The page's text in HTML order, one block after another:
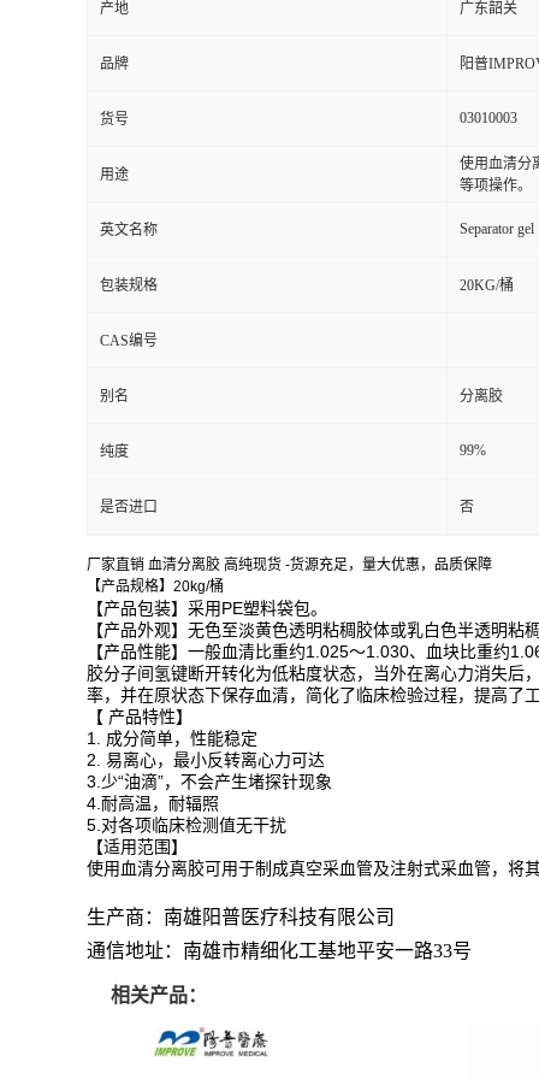
产地 广东韶关
品牌 阳普
货号 03010003
用途
使用血清分
等项操作。
英文名称 Separator gel
包装规格 20KG/桶
CAS编号
别名 分离胶
纯度 99%
是否进口 否
厂家直销 血清分离胶 高纯现货 -货源充足，量大优惠，品质保障
【产品规格】20kg/桶
【产品包装】采用PE塑料袋包。
【产品外观】无色至淡黄色透明粘稠胶体或乳白色半透明粘
【产品性能】一般血清比重约1.025～1.030、血块比重约
胶分子间氢键断开转化为低粘度状态，当外在离心力消失后
率，并在原状态下保存血清，简化了临床检验过程，提高了
【 产品特性】
1. 成分简单，性能稳定
2. 易离心，最小反转离心力可达
3.少“油滴”，不会产生堵探针现象
4.耐高温，耐辐照
5.对各项临床检测值无干扰
【适用范围】
使用血清分离胶可用于制成真空采血管及注射式采血管，将
生产商：南雄阳普医疗科技有限公司
通信地址：南雄市精细化工基地平安一路33号
相关产品：